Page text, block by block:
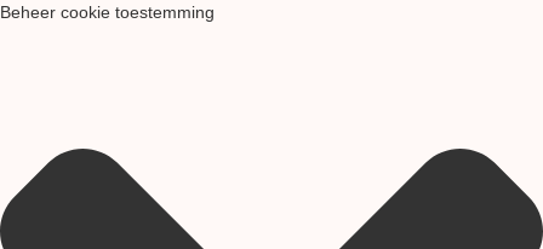
Beheer cookie toestemming